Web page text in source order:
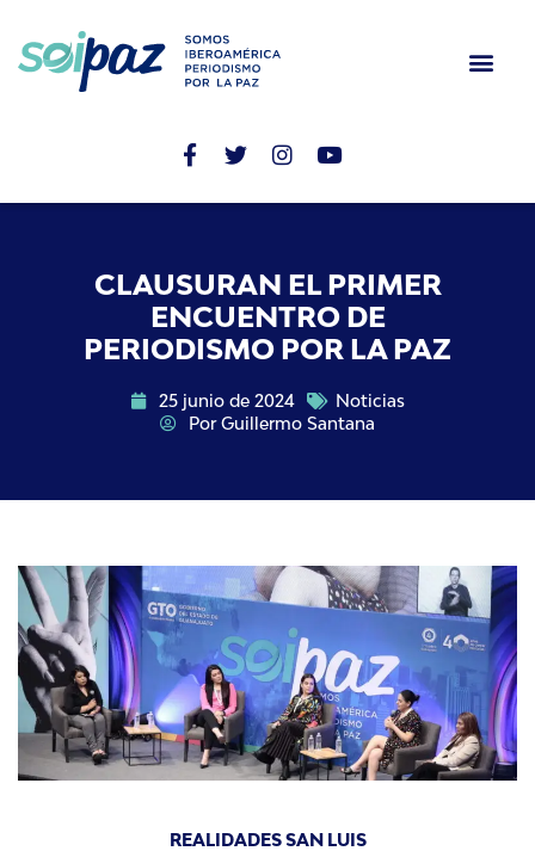
CLAUSURAN EL PRIMER
ENCUENTRO DE
PERIODISMO POR LA PAZ
25 junio de 2024
Noticias
PorGuillermo Santana
REALIDADES SAN LUIS